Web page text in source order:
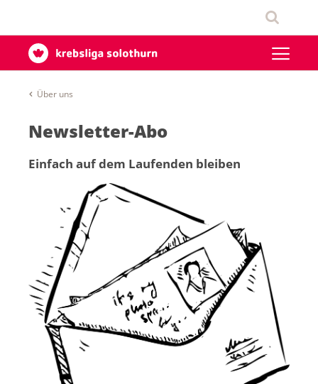
Über uns
Newsletter-Abo
Einfach auf dem Laufenden bleiben